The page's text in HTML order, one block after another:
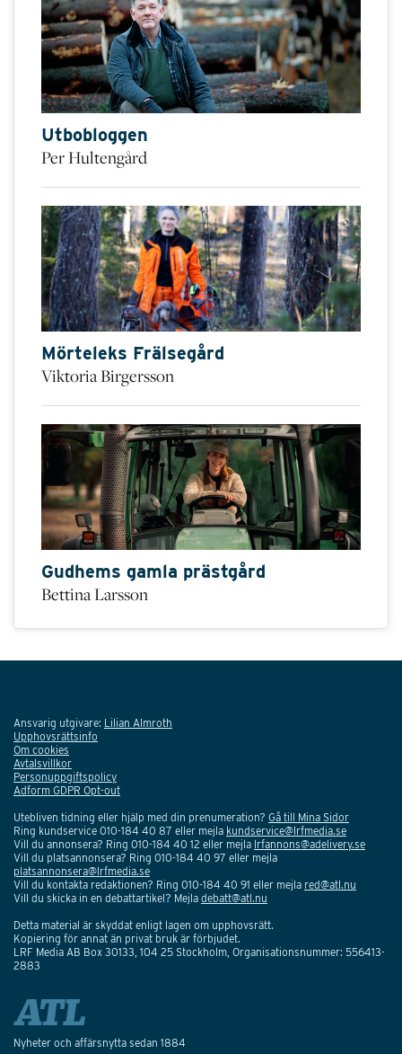
Utbobloggen
Per Hultengård
Mörteleks Frälsegård
Viktoria Birgersson
Gudhems gamla prästgård
Bettina Larsson
Ansvarig utgivare: Lilian Almroth
Upphovsrättsinfo
Om cookies
Avtalsvillkor
Personuppgiftspolicy
Adform GDPR Opt-out
Utebliven tidning eller hjälp med din prenumeration? Gå till Mina Sidor
Ring kundservice 010-184 40 87 eller mejla kundservice@lrfmedia.se
Vill du annonsera? Ring 010-184 40 12 eller mejla lrfannons@adelivery.se
Vill du platsannonsera? Ring 010-184 40 97 eller mejla
platsannonsera@lrfmedia.se
Vill du kontakta redaktionen? Ring 010-184 40 91 eller mejla red@atl.nu
Vill du skicka in en debattartikel? Mejla debatt@atl.nu
Detta material är skyddat enligt lagen om upphovsrätt.
Kopiering för annat än privat bruk är förbjudet.
LRF Media AB Box 30133, 104 25 Stockholm, Organisationsnummer: 556413-
2883
Nyheter och affärsnytta sedan 1884